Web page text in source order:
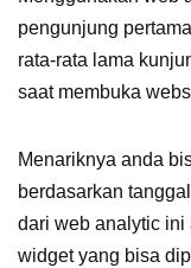
pengunjung
rata-rata lama
saat membuka
Menariknya anda
berdasarkan
dari web analytic
widget yang bisa